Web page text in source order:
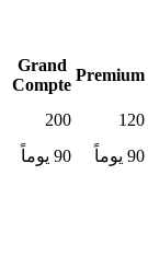
Premium
Grand
Compte
120
200
90 يوماً
90 يوماً